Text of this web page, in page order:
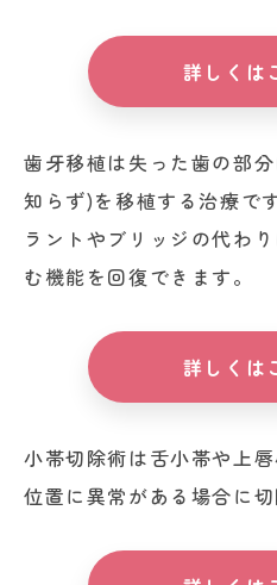
詳しくは
歯牙移植は失った歯の部
知らず)を移植する治療で
ラントやブリッジの代わ
む機能を回復できます。
詳しくは
小帯切除術は舌小帯や上
位置に異常がある場合に切